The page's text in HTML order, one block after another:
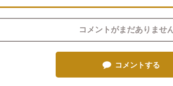
コメントがまだありません
コメントする